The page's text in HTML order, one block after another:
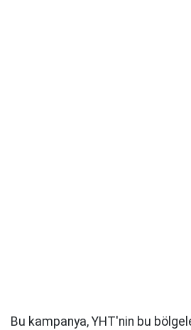
Bu kampanya, YHT'nin bu